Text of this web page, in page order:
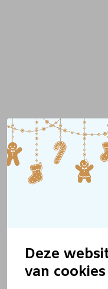
Deze
van cookies